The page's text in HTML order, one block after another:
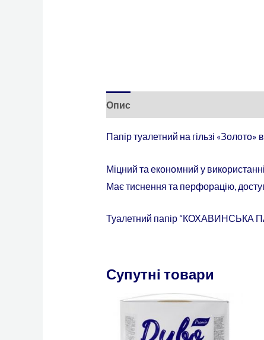
Опис
Папір туалетний на гільзі
Міцний та економний у
Має тиснення та перфорацію,
Туалетний папір “КОХАВИНСЬКА
Супутні товари